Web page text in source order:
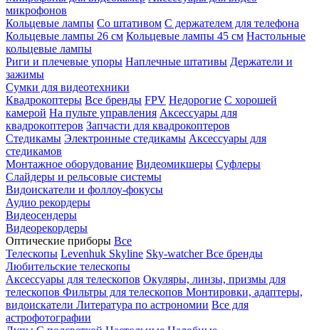
микрофонов
Кольцевые лампы Со штативом C держателем для телефона
Кольцевые лампы 26 см Кольцевые лампы 45 см Настольные
кольцевые лампы
Риги и плечевые упоры Наплечные штативы Держатели и
зажимы
Сумки для видеотехники
Квадрокоптеры Все бренды FPV Недорогие С хорошей
камерой На пульте управления Аксессуары для
квадрокоптеров Запчасти для квадрокоптеров
Стедикамы Электронные стедикамы Аксессуары для
стедикамов
Монтажное оборудование Видеомикшеры Суфлеры
Слайдеры и рельсовые системы
Видоискатели и фоллоу-фокусы
Аудио рекордеры
Видеосендеры
Видеорекордеры
Оптические приборы Все
Телескопы Levenhuk Skyline Sky-watcherВсе бренды
Любительские телескопы
Аксессуары для телескопов Окуляры, линзы, призмы для
телескопов Фильтры для телескопов Монтировки, адаптеры,
видоискатели Литература по астрономии Все для
астрофотографии